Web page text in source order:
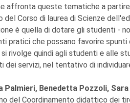
affronta queste tematiche a
del Corso di laurea di Scienze
è quella di dotare gli studenti -
pratici che possano favorire spunti
rivolge quindi agli studenti e alle
dei servizi, nel tentativo di
Palmieri, Benedetta Pozzoli,
del Coordinamento didattico dei